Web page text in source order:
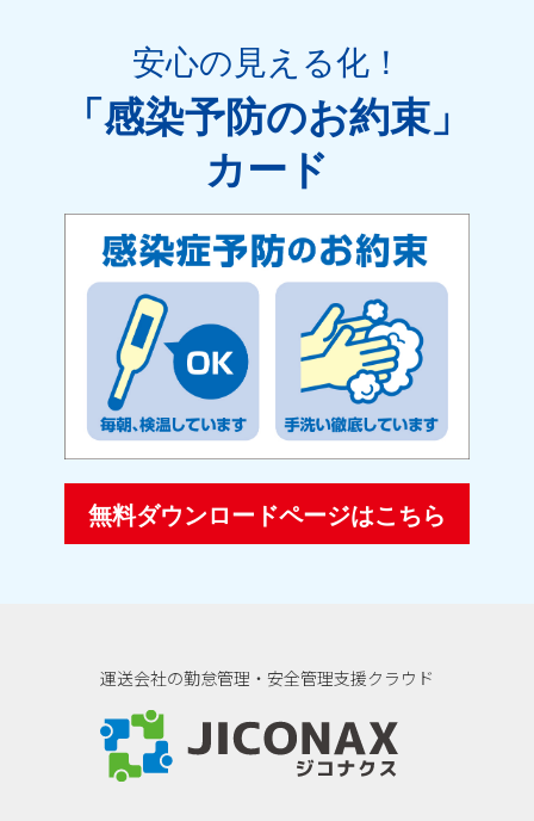
安心の見える化！
「感染予防のお約束」
カード
無料ダウンロードページはこちら
運送会社の勤怠管理・安全管理支援クラウド